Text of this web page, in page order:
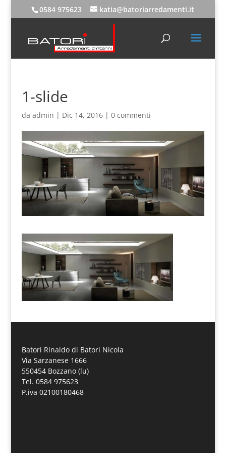
0584 975623 katia@batoriarredamenti.it
1-slide
da admin | Dic 14, 2016| 0 commenti
Batori Rinaldo di Batori Nicola
Via Sarzanese 1666
550454 Bozzano (lu)
Tel. 0584 975623
P.iva 02100180468